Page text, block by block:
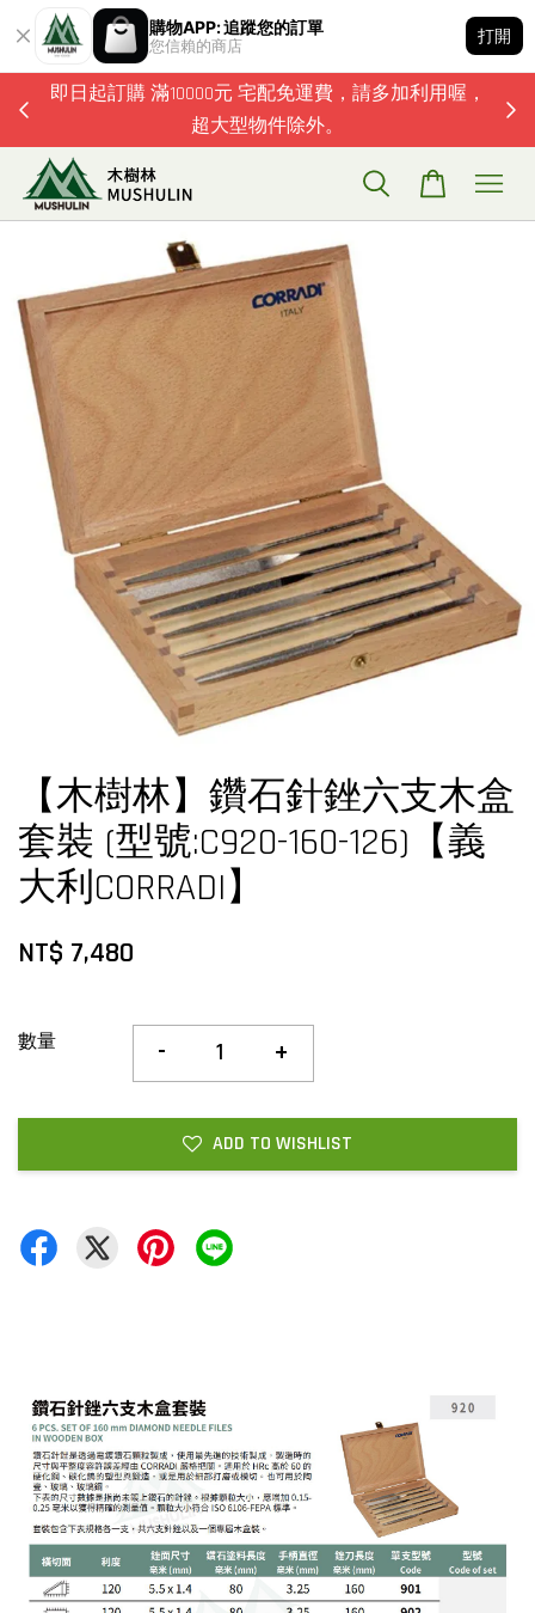
購物APP: 追蹤您的訂單
您信賴的商店
打開
即日起訂購 滿10000元 宅配免運費，請多加利用喔，
超大型物件除外。
【木樹林】鑽石針銼六支木盒
套裝 (型號:C920-160-126)【義
大利CORRADI】
NT$ 7,480
數量 - +
ADD TO WISHLIST